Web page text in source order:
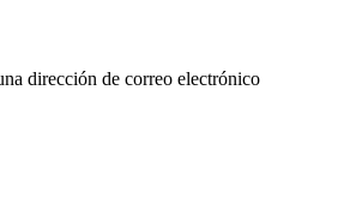
dirección de correo electrónico